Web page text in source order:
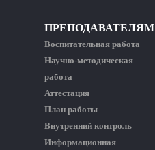
ПРЕПОДАВАТЕЛЯМ
Воспитательная работа
Научно-методическая
работа
Аттестация
План работы
Внутренний контроль
Информационная